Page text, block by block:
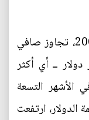
وفي الأشهر الثلاثة الأخيرة من عام 2008، تجاوز صافي
الأميركية 500 مليار دولار ــ أي أكثر
التسعة
الدولار، ارتفعت